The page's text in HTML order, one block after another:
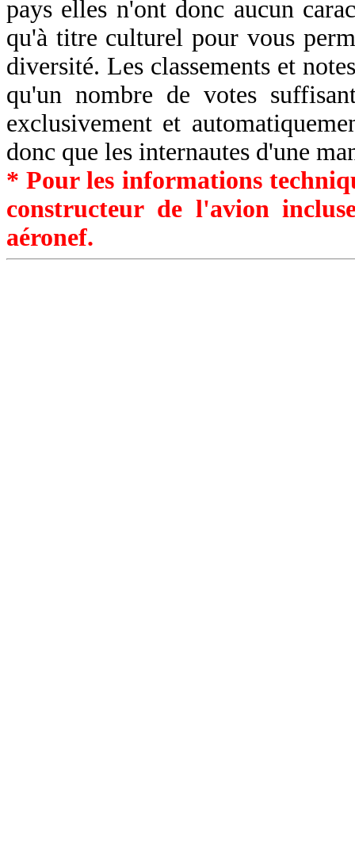
pays elles n'ont donc aucun
qu'à titre culturel pour vous
diversité. Les classements et
qu'un nombre de votes
exclusivement et
donc que les internautes d'une
* Pour les informations
constructeur de l'avion
aéronef.